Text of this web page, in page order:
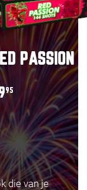
PASSION
95
die van je